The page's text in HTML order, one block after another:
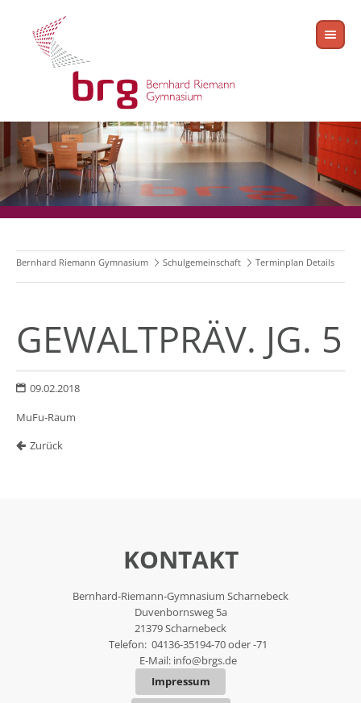
Bernhard Riemann Gymnasium Schulgemeinschaft Terminplan Details
GEWALTPRÄV. JG. 5
09.02.2018
MuFu-Raum
Zurück
KONTAKT
Bernhard-Riemann-Gymnasium Scharnebeck
Duvenbornsweg 5a
21379 Scharnebeck
Telefon: 04136-35194-70 oder -71
E-Mail: info@brgs.de
Impressum